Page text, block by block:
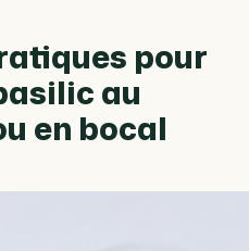
pour
au
en bocal